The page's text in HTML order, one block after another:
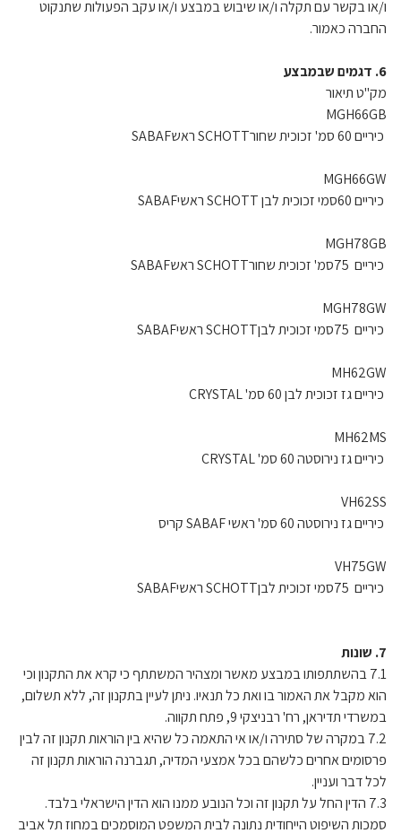
ו/או בקשר עם תקלה ו/או שיבוש במבצע ו/או עקב הפעולות שתנקוט
החברה כאמור.
6. דגמים שבמבצע
מק"ט תיאור
MGH66GB
כיריים 60 סמ' זכוכית שחורSCHOTT ראשSABAF
MGH66GW
כיריים 60סמי זכוכית לבן SCHOTT ראשיSABAF
MGH78GB
כיריים 75סמ' זכוכית שחורSCHOTT ראשSABAF
MGH78GW
כיריים 75סמי זכוכית לבןSCHOTT ראשיSABAF
MH62GW
כיריים גז זכוכית לבן 60 סמ' CRYSTAL
MH62MS
כיריים גז נירוסטה 60 סמ' CRYSTAL
VH62SS
כיריים גז נירוסטה 60 סמ' ראשי SABAF קריס
VH75GW
כיריים 75סמי זכוכית לבןSCHOTT ראשיSABAF
7. שונות
7.1 בהשתתפותו במבצע מאשר ומצהיר המשתתף כי קרא את התקנון וכי
הוא מקבל את האמור בו ואת כל תנאיו. ניתן לעיין בתקנון זה, ללא תשלום,
במשרדי תדיראן, רח' רבניצקי 9, פתח תקווה.
7.2 במקרה של סתירה ו/או אי התאמה כל שהיא בין הוראות תקנון זה לבין
פרסומים אחרים כלשהם בכל אמצעי המדיה, תגברנה הוראות תקנון זה
לכל דבר ועניין.
7.3 הדין החל על תקנון זה וכל הנובע ממנו הוא הדין הישראלי בלבד.
סמכות השיפוט הייחודית נתונה לבית המשפט המוסמכים במחוז תל אביב